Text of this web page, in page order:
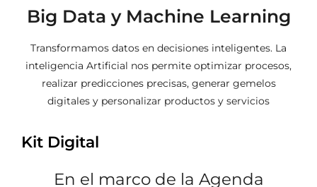
Big Data y Machine Learning
Transformamos datos en decisiones inteligentes. La
inteligencia Artificial nos permite optimizar procesos,
realizar predicciones precisas, generar gemelos
digitales y personalizar productos y servicios
Kit Digital
En el marco de la Agenda